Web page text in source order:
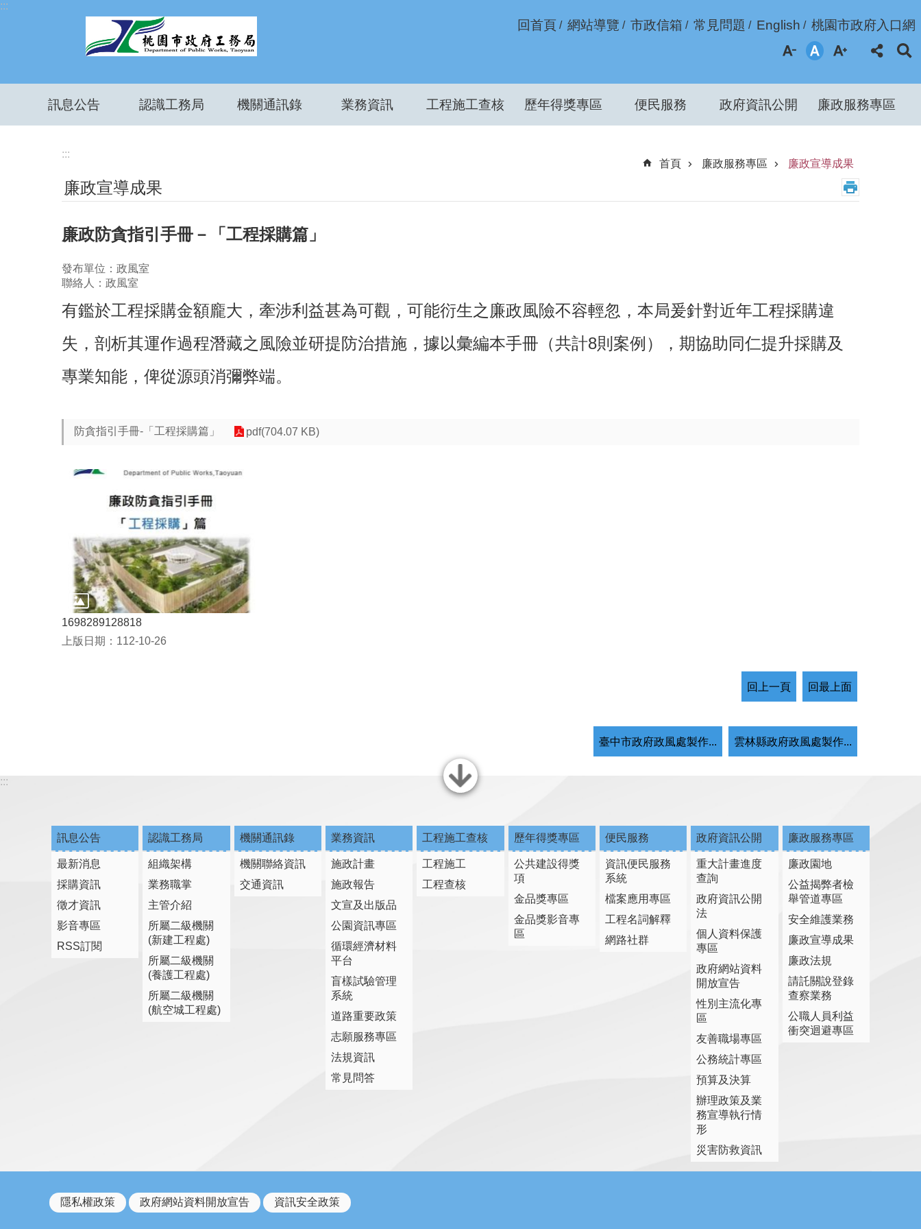
跳到主要內容區塊
:::
回首頁 網站導覽 市政信箱 常見問題 English 桃園市政府入口網
訊息公告 認識工務局 機關通訊錄 業務資訊 工程施工查核 歷年得獎專區 便民服務 政府資訊公開 廉政服務專區
:::
首頁
廉政服務專區 廉政宣導成果
廉政宣導成果
廉政防貪指引手冊－「工程採購篇」
發布單位：政風室
聯絡人：政風室
有鑑於工程採購金額龐大，牽涉利益甚為可觀，可能衍生之廉政風險不容輕忽，本局爰針對近年工程採購違
失，剖析其運作過程潛藏之風險並研提防治措施，據以彙編本手冊（共計8則案例），期協助同仁提升採購及
專業知能，俾從源頭消彌弊端。
防貪指引手冊-「工程採購篇」 pdf(704.07 KB)
1698289128818
上版日期：112-10-26
回上一頁 回最上面
臺中市政府政風處製作... 雲林縣政府政風處製作...
關閉
:::
訊息公告
最新消息
採購資訊
徵才資訊
影音專區
RSS訂閱
認識工務局
組織架構
業務職掌
主管介紹
所屬二級機關
(新建工程處)
所屬二級機關
(養護工程處)
所屬二級機關
(航空城工程處)
機關通訊錄
機關聯絡資訊
交通資訊
業務資訊
施政計畫
施政報告
文宣及出版品
公園資訊專區
循環經濟材料
平台
盲樣試驗管理
系統
道路重要政策
志願服務專區
法規資訊
常見問答
工程施工查核
工程施工
工程查核
歷年得獎專區
公共建設得獎
項
金品獎專區
金品獎影音專
區
便民服務
資訊便民服務
系統
檔案應用專區
工程名詞解釋
網路社群
政府資訊公開
重大計畫進度
查詢
政府資訊公開
法
個人資料保護
專區
政府網站資料
開放宣告
性別主流化專
區
友善職場專區
公務統計專區
預算及決算
辦理政策及業
務宣導執行情
形
災害防救資訊
廉政服務專區
廉政園地
公益揭弊者檢
舉管道專區
安全維護業務
廉政宣導成果
廉政法規
請託關說登錄
查察業務
公職人員利益
衝突迴避專區
隱私權政策 政府網站資料開放宣告 資訊安全政策